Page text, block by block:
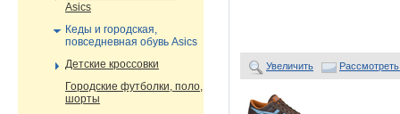
Увеличить
Asics
Кеды и городская,
повседневная обувь Asics
Детские кроссовки
Городские футболки, поло,
шорты